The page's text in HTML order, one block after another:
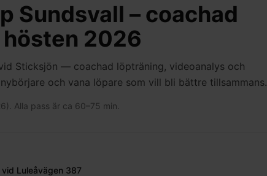
Sundsvall – coachad
2026
Sticksjön — coachad löpträning, videoanalys och
och vana löpare som vill bli bättre tillsammans.
Alla pass är ca 60–75 min.
Luleåvägen 387